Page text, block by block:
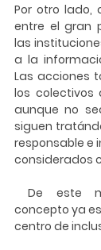
Por otro lado,
entre el gran
las
a la
Las acciones
los colectivos
aunque no
siguen
responsable e
considerados
concepto ya
centro de